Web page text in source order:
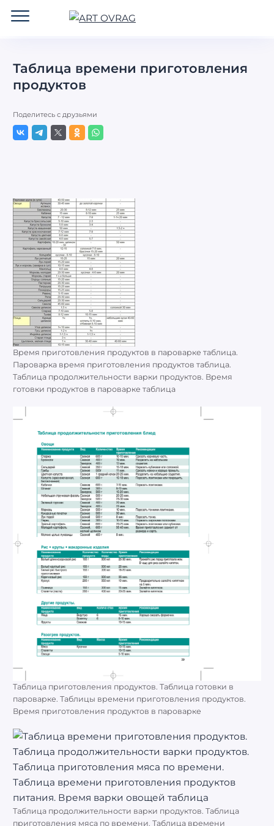
Таблица времени приготовления
продуктов
Поделитесь с друзьями
Время приготовления продуктов в пароварке таблица.
Пароварка время приготовления продуктов таблица.
Таблица продолжительности варки продуктов. Время
готовки продуктов в пароварке таблица
Таблица приготовления продуктов. Таблица готовки в
пароварке. Таблицы времени приготовления продуктов.
Время приготовления продуктов в пароварке
Таблица продолжительности варки продуктов. Таблица
приготовления мяса по времени. Таблица времени